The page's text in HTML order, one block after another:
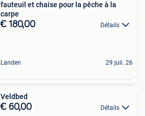
fauteuil et chaise pour la pêche à la
carpe
€ 180,00 Détails
Landen 29 juil. 26
Veldbed
€ 60,00 Détails